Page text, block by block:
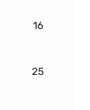
16
25